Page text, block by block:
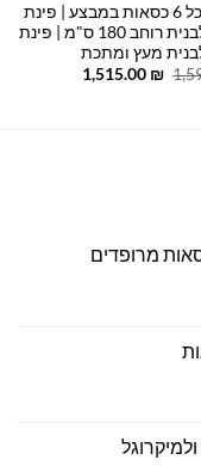
פינת אוכל 6 כסאות במבצע | פינת
אוכל מלבנית רוחב 180 ס"מ | פינת
מעץ ומתכת
המחיר
1,515.00 ₪
המחיר